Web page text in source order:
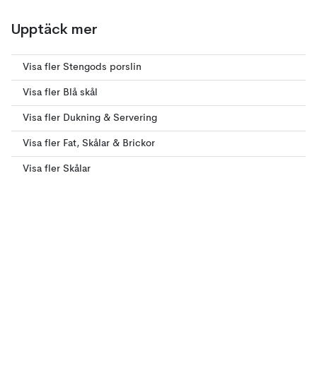
Upptäck mer
Visa fler Stengods porslin
Visa fler Blå skål
Visa fler Dukning & Servering
Visa fler Fat, Skålar & Brickor
Visa fler Skålar